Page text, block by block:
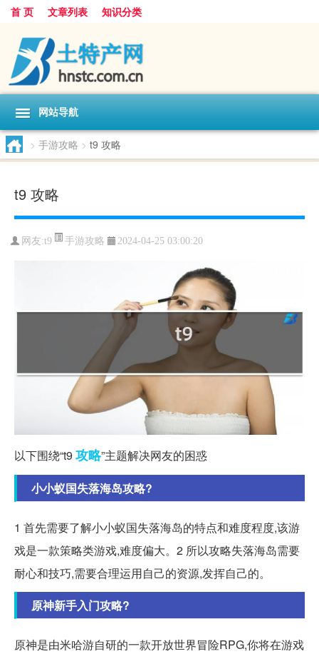
首 页 文章列表 知识分类
网站导航
> 手游攻略 > t9 攻略
t9 攻略
网友:t9 手游攻略 2024-04-25 03:00:20
以下围绕“t9 攻略”主题解决网友的困惑
小小蚁国失落海岛攻略?
1 首先需要了解小小蚁国失落海岛的特点和难度程度,该游
戏是一款策略类游戏,难度偏大。2 所以攻略失落海岛需要
耐心和技巧,需要合理运用自己的资源,发挥自己的。
原神新手入门攻略?
原神是由米哈游自研的一款开放世界冒险RPG,你将在游戏